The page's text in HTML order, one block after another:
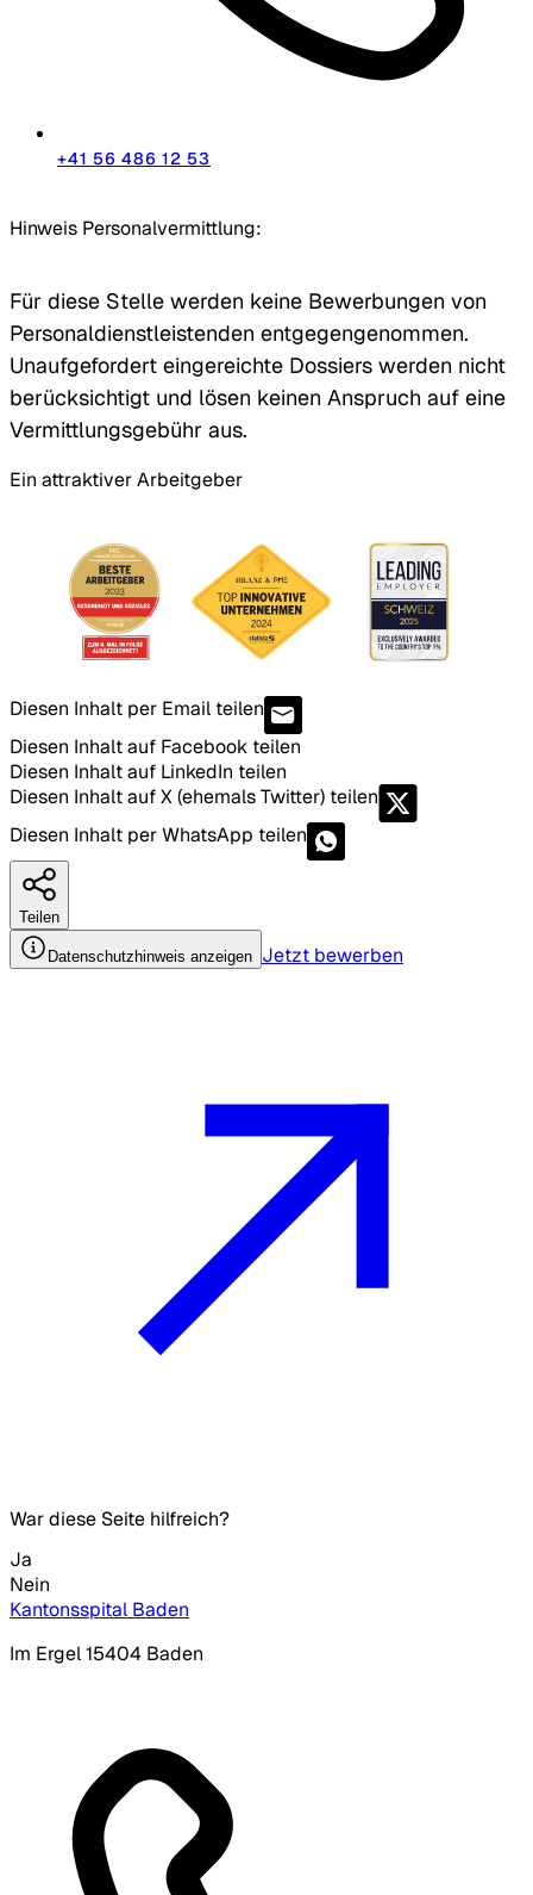
+41 56 486 12 53
Hinweis Personalvermittlung:
Für diese Stelle werden keine Bewerbungen von
Personaldienstleistenden entgegengenommen.
Unaufgefordert eingereichte Dossiers werden nicht
berücksichtigt und lösen keinen Anspruch auf eine
Vermittlungsgebühr aus.
Ein attraktiver Arbeitgeber
Diesen Inhalt per Email teilen
Diesen Inhalt auf Facebook teilen
Diesen Inhalt auf LinkedIn teilen
Diesen Inhalt auf X (ehemals Twitter) teilen
Diesen Inhalt per WhatsApp teilen
Teilen
Datenschutzhinweis anzeigen Jetzt bewerben
War diese Seite hilfreich?
Ja
Nein
Kantonsspital Baden
Im Ergel 15404 Baden